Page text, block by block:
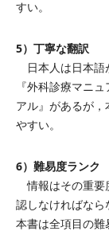
すい。
5）丁寧な翻訳
日本人は日本語
『外科診療マニ
アル』があるが
やすい。
6）難易度ランク
情報はその重要
認しなければなら
本書は全項目の難